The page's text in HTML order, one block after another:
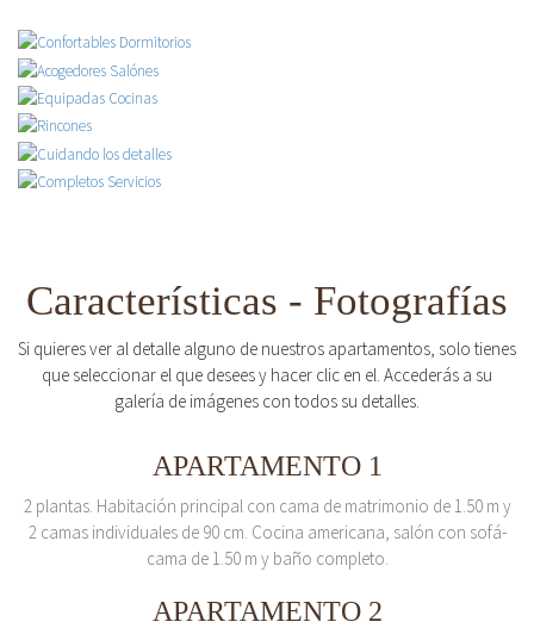
Características - Fotografías
Si quieres ver al detalle alguno de nuestros apartamentos, solo tienes
que seleccionar el que desees y hacer clic en el. Accederás a su
galería de imágenes con todos su detalles.
APARTAMENTO 1
2 plantas. Habitación principal con cama de matrimonio de 1.50 m y
2 camas individuales de 90 cm. Cocina americana, salón con sofá-
cama de 1.50 m y baño completo.
APARTAMENTO 2